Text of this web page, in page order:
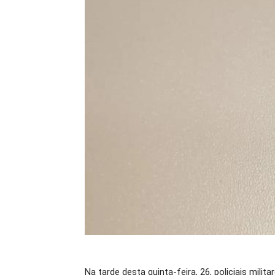
Na tarde desta quinta-feira, 26, policiais